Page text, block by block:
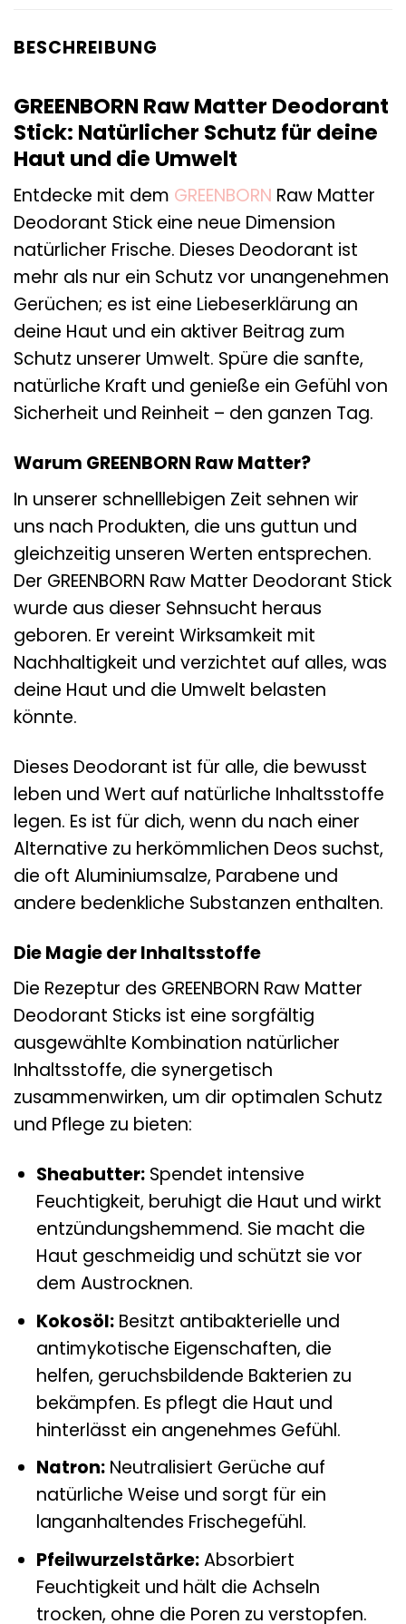
BESCHREIBUNG
GREENBORN Raw Matter Deodorant
Stick: Natürlicher Schutz für deine
Haut und die Umwelt
Entdecke mit dem GREENBORN Raw Matter
Deodorant Stick eine neue Dimension
natürlicher Frische. Dieses Deodorant ist
mehr als nur ein Schutz vor unangenehmen
Gerüchen; es ist eine Liebeserklärung an
deine Haut und ein aktiver Beitrag zum
Schutz unserer Umwelt. Spüre die sanfte,
natürliche Kraft und genieße ein Gefühl von
Sicherheit und Reinheit – den ganzen Tag.
Warum GREENBORN Raw Matter?
In unserer schnelllebigen Zeit sehnen wir
uns nach Produkten, die uns guttun und
gleichzeitig unseren Werten entsprechen.
Der GREENBORN Raw Matter Deodorant Stick
wurde aus dieser Sehnsucht heraus
geboren. Er vereint Wirksamkeit mit
Nachhaltigkeit und verzichtet auf alles, was
deine Haut und die Umwelt belasten
könnte.
Dieses Deodorant ist für alle, die bewusst
leben und Wert auf natürliche Inhaltsstoffe
legen. Es ist für dich, wenn du nach einer
Alternative zu herkömmlichen Deos suchst,
die oft Aluminiumsalze, Parabene und
andere bedenkliche Substanzen enthalten.
Die Magie der Inhaltsstoffe
Die Rezeptur des GREENBORN Raw Matter
Deodorant Sticks ist eine sorgfältig
ausgewählte Kombination natürlicher
Inhaltsstoffe, die synergetisch
zusammenwirken, um dir optimalen Schutz
und Pflege zu bieten:
Sheabutter:Spendet intensive
Feuchtigkeit, beruhigt die Haut und wirkt
entzündungshemmend. Sie macht die
Haut geschmeidig und schützt sie vor
dem Austrocknen.
Kokosöl:Besitzt antibakterielle und
antimykotische Eigenschaften, die
helfen, geruchsbildende Bakterien zu
bekämpfen. Es pflegt die Haut und
hinterlässt ein angenehmes Gefühl.
Natron:Neutralisiert Gerüche auf
natürliche Weise und sorgt für ein
langanhaltendes Frischegefühl.
Pfeilwurzelstärke:Absorbiert
Feuchtigkeit und hält die Achseln
trocken, ohne die Poren zu verstopfen.